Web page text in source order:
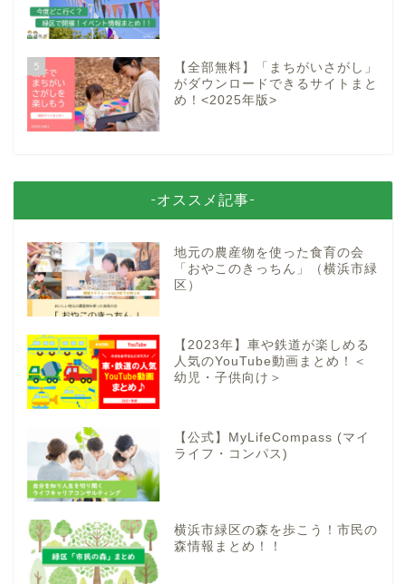
5
【全部無料】「まちがいさがし」
がダウンロードできるサイトまと
め！<2025年版>
-オススメ記事-
地元の農産物を使った食育の会
「おやこのきっちん」（横浜市緑
区）
【2023年】車や鉄道が楽しめる
人気のYouTube動画まとめ！＜
幼児・子供向け＞
【公式】MyLifeCompass (マイ
ライフ・コンパス)
横浜市緑区の森を歩こう！市民の
森情報まとめ！！